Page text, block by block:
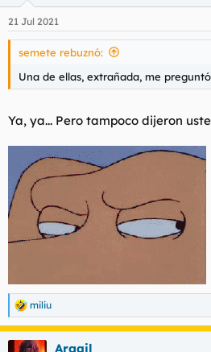
e
s
21 Jul 2021
semete rebuznó:
Una de ellas, extrañada, me
Ya, ya... Pero tampoco dijeron
R
e
a
c
miliu
Argail